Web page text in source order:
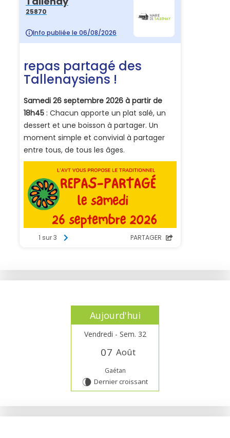
Aujourd'hui
Vendredi - Sem. 32
07 Août
Gaétan
V Dernier croissant